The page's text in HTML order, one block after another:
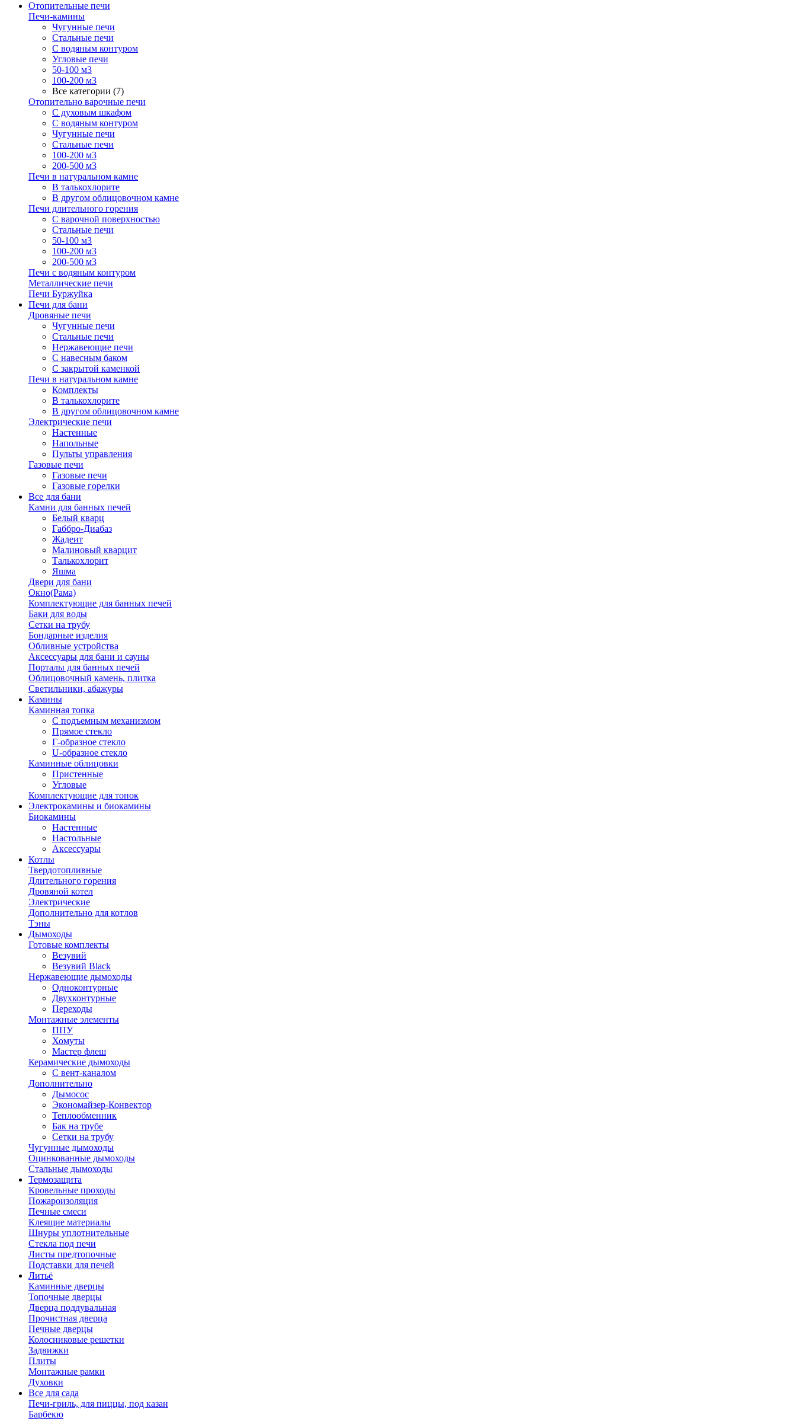
Отопительные печи
Печи-камины
Чугунные печи
Стальные печи
С водяным контуром
Угловые печи
50-100 м3
100-200 м3
Все категории (7)
Отопительно варочные печи
С духовым шкафом
С водяным контуром
Чугунные печи
Стальные печи
100-200 м3
200-500 м3
Печи в натуральном камне
В талькохлорите
В другом облицовочном камне
Печи длительного горения
С варочной поверхностью
Стальные печи
50-100 м3
100-200 м3
200-500 м3
Печи с водяным контуром
Металлические печи
Печи Буржуйка
Печи для бани
Дровяные печи
Чугунные печи
Стальные печи
Нержавеющие печи
С навесным баком
С закрытой каменкой
Печи в натуральном камне
Комплекты
В талькохлорите
В другом облицовочном камне
Электрические печи
Настенные
Напольные
Пульты управления
Газовые печи
Газовые печи
Газовые горелки
Все для бани
Камни для банных печей
Белый кварц
Габбро-Диабаз
Жадеит
Малиновый кварцит
Талькохлорит
Яшма
Двери для бани
Окно(Рама)
Комплектующие для банных печей
Баки для воды
Сетки на трубу
Бондарные изделия
Обливные устройства
Аксессуары для бани и сауны
Порталы для банных печей
Облицовочный камень, плитка
Светильники, абажуры
Камины
Каминная топка
С подъемным механизмом
Прямое стекло
Г-образное стекло
U-образное стекло
Каминные облицовки
Пристенные
Угловые
Комплектующие для топок
Электрокамины и биокамины
Биокамины
Настенные
Настольные
Аксессуары
Котлы
Твердотопливные
Длительного горения
Дровяной котел
Электрические
Дополнительно для котлов
Тэны
Дымоходы
Готовые комплекты
Везувий
Везувий Black
Нержавеющие дымоходы
Одноконтурные
Двухконтурные
Переходы
Монтажные элементы
ППУ
Хомуты
Мастер флеш
Керамические дымоходы
С вент-каналом
Дополнительно
Дымосос
Экономайзер-Конвектор
Теплообменник
Бак на трубе
Сетки на трубу
Чугунные дымоходы
Оцинкованные дымоходы
Стальные дымоходы
Термозащита
Кровельные проходы
Пожароизоляция
Печные смеси
Клеящие материалы
Шнуры уплотнительные
Стекла под печи
Листы предтопочные
Подставки для печей
Литьё
Каминные дверцы
Топочные дверцы
Дверца поддувальная
Прочистная дверца
Печные дверцы
Колосниковые решетки
Задвижки
Плиты
Монтажные рамки
Духовки
Все для сада
Печи-гриль, для пиццы, под казан
Барбекю